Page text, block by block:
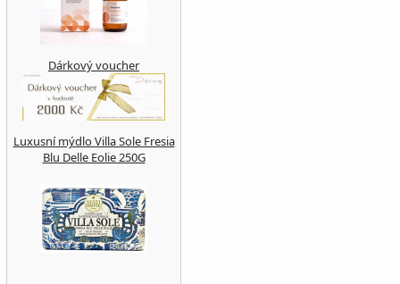
Dárkový voucher
Luxusní mýdlo Villa Sole Fresia
Blu Delle Eolie 250G